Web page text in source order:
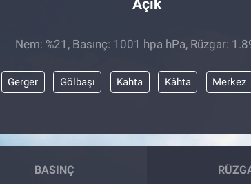
Açık
Nem: %21, Basınç: 1001 hpa hPa, Rüzgar:
Gerger Gölbaşı Kahta Kâhta Merkez
BASINÇ